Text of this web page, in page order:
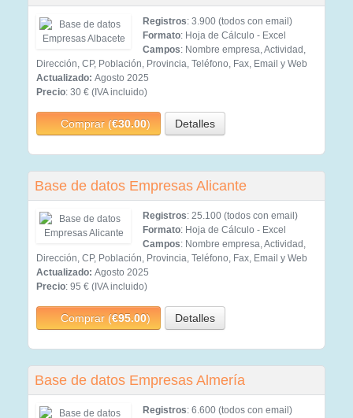
Registros: 3.900 (todos con email)
Formato: Hoja de Cálculo - Excel
Campos: Nombre empresa, Actividad,
Dirección, CP, Población, Provincia, Teléfono, Fax, Email y Web
Actualizado: Agosto 2025
Precio: 30 € (IVA incluido)
Comprar (€30.00) Detalles
Base de datos Empresas Alicante
Registros: 25.100 (todos con email)
Formato: Hoja de Cálculo - Excel
Campos: Nombre empresa, Actividad,
Dirección, CP, Población, Provincia, Teléfono, Fax, Email y Web
Actualizado: Agosto 2025
Precio: 95 € (IVA incluido)
Comprar (€95.00) Detalles
Base de datos Empresas Almería
Registros: 6.600 (todos con email)